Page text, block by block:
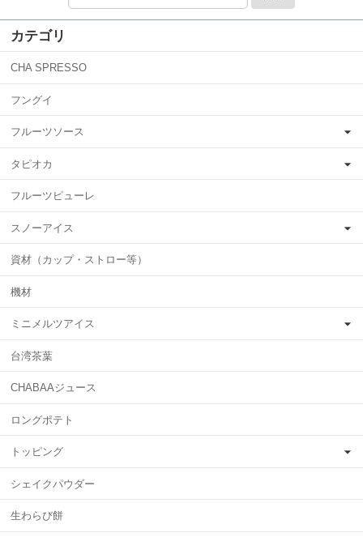
カテゴリ
CHA SPRESSO
フングイ
フルーツソース
タピオカ
フルーツピューレ
スノーアイス
資材（カップ・ストロー等）
機材
ミニメルツアイス
台湾茶葉
CHABAAジュース
ロングポテト
トッピング
シェイクパウダー
生わらび餅